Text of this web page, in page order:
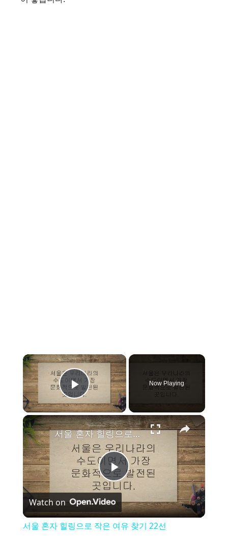
×
Play Video
Now Playing
×
P
l
서울 혼자 힐링으로 작은 여유 찾기 22선
Watch on
서울 혼자 힐링으로 작은 여유 찾기 22선